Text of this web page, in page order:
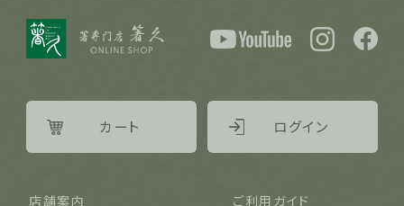
店舗案内
ご利用ガイド
カート ログイン